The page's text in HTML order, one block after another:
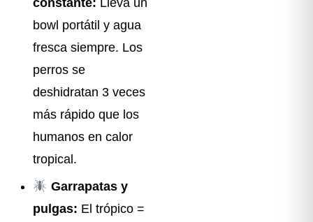
bowl portátil y agua
fresca siempre. Los
perros se
deshidratan 3 veces
más rápido que los
humanos en calor
tropical.
Garrapatas y
pulgas: El trópico =